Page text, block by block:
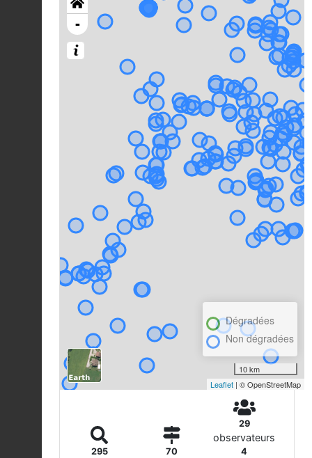
-
Dégradées
Non dégradées
10 km
Leaflet | © OpenStreetMap
295 70
29
observateurs
4